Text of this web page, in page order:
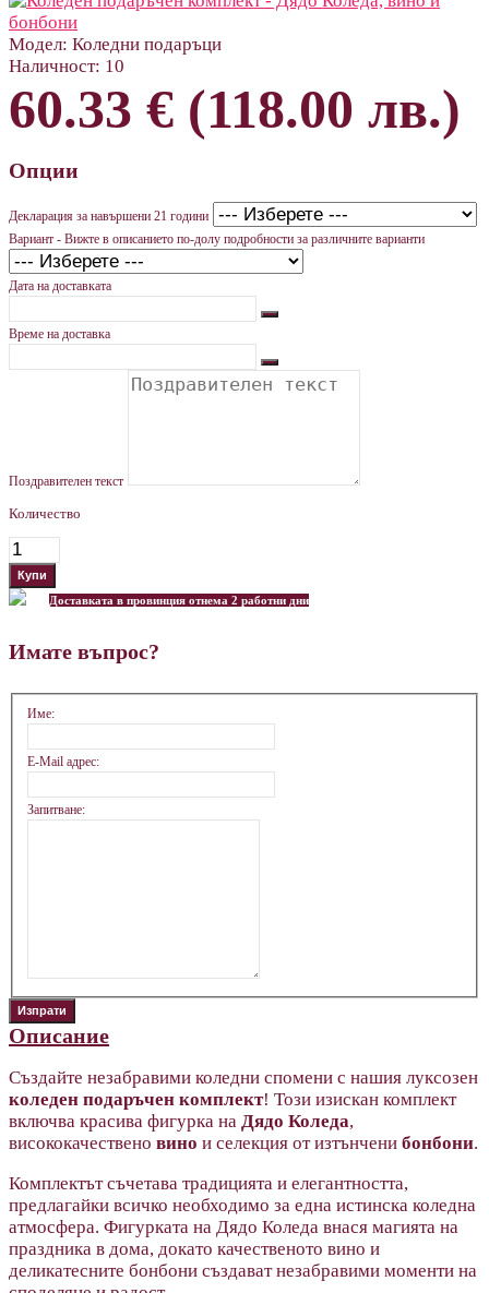
Модел: Коледни подаръци
Наличност: 10
60.33 € (118.00 лв.)
Опции
Декларация за навършени 21 години
Вариант - Вижте в описанието по-долу подробности за различните варианти
Дата на доставката
Време на доставка
Поздравителен текст
Количество
Доставката в провинция отнема 2 работни дни
Имате въпрос?
Име:
E-Mail адрес:
Запитване:
Описание
Създайте незабравими коледни спомени с нашия луксозен
коледен подаръчен комплект! Този изискан комплект
включва красива фигурка на Дядо Коледа,
висококачествено вино и селекция от изтънчени бонбони.
Комплектът съчетава традицията и елегантността,
предлагайки всичко необходимо за една истинска коледна
атмосфера. Фигурката на Дядо Коледа внася магията на
праздника в дома, докато качественото вино и
деликатесните бонбони създават незабравими моменти на